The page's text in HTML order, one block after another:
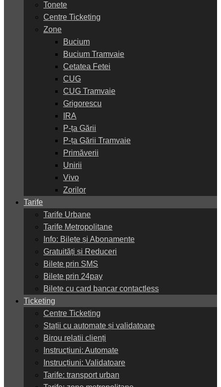
Tonete
Centre Ticketing
Zone
Bucium
Bucium Tramvaie
Cetatea Fetei
CUG
CUG Tramvaie
Grigorescu
IRA
P-ța Gării
P-ța Gării Tramvaie
Primăverii
Unirii
Vivo
Zorilor
Tarife
Tarife Urbane
Tarife Metropolitane
Info: Bilete și Abonamente
Gratuități și Reduceri
Bilete prin SMS
Bilete prin 24pay
Bilete cu card bancar contactless
Ticketing
Centre Ticketing
Stații cu automate și validatoare
Birou relatii clienți
Instrucțiuni: Automate
Instrucțiuni: Validatoare
Tarife: transport urban